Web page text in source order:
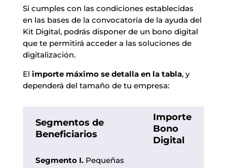
Si cumples con las condiciones establecidas
en las bases de la convocatoria de la ayuda del
Kit Digital, podrás disponer de un bono digital
que te permitirá acceder a las soluciones de
digitalización.
El importe máximo se detalla en la tabla, y
dependerá del tamaño de tu empresa:
Segmentos de
Beneficiarios
Importe
Bono
Digital
Segmento I.Pequeñas